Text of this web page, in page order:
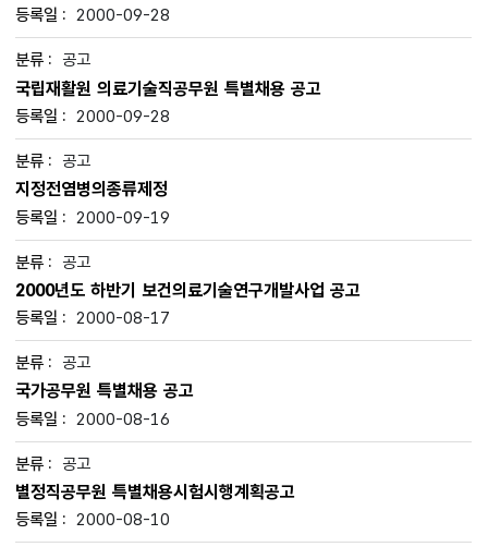
2000-09-28
공고
국립재활원 의료기술직공무원 특별채용 공고
2000-09-28
공고
지정전염병의종류제정
2000-09-19
공고
2000년도 하반기 보건의료기술연구개발사업 공고
2000-08-17
공고
국가공무원 특별채용 공고
2000-08-16
공고
별정직공무원 특별채용시험시행계획공고
2000-08-10